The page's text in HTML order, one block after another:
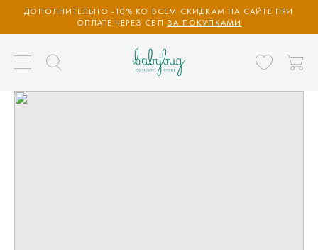
ДОПОЛНИТЕЛЬНО -10% КО ВСЕМ СКИДКАМ НА САЙТЕ ПРИ
ОПЛАТЕ ЧЕРЕЗ СБП ЗА ПОКУПКАМИ